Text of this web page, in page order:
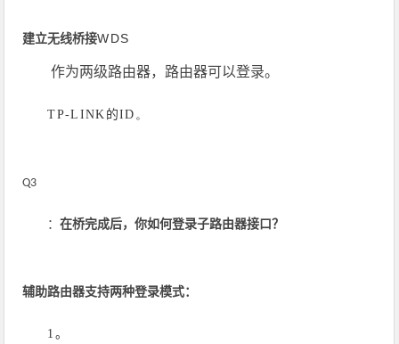
建立无线桥接WDS
作为两级路由器，路由器可以登录。
TP-LINK的ID 。
Q3
：在桥完成后，你如何登录子路由器接口？
辅助路由器支持两种登录模式：
1。